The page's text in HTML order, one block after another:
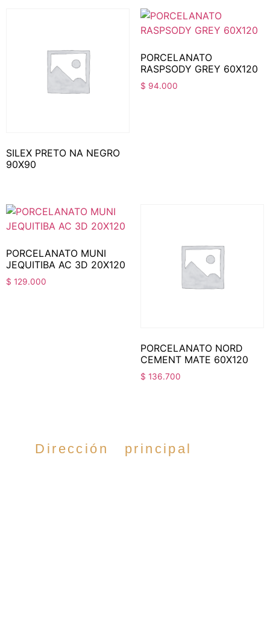
SILEX PRETO NA NEGRO
90X90
PORCELANATO
RASPSODY GREY 60X120
$ 94.000
PORCELANATO MUNI
JEQUITIBA AC 3D 20X120
$ 129.000
PORCELANATO NORD
CEMENT MATE 60X120
$ 136.700
Dirección principal